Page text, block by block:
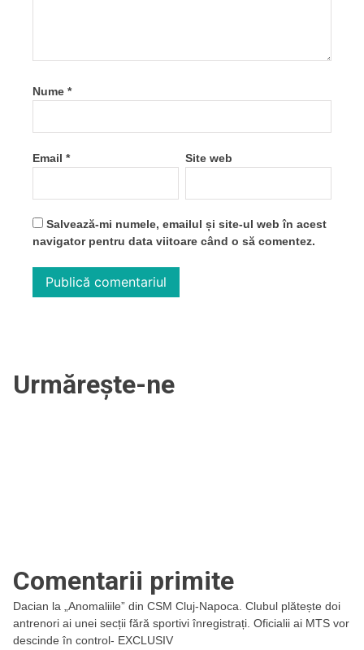
Nume *
Email * Site web
Salvează-mi numele, emailul și site-ul web în acest
navigator pentru data viitoare când o să comentez.
Urmărește-ne
Comentarii primite
Dacian la „Anomaliile” din CSM Cluj-Napoca. Clubul plătește doi
antrenori ai unei secții fără sportivi înregistrați. Oficialii ai MTS vor
descinde în control- EXCLUSIV